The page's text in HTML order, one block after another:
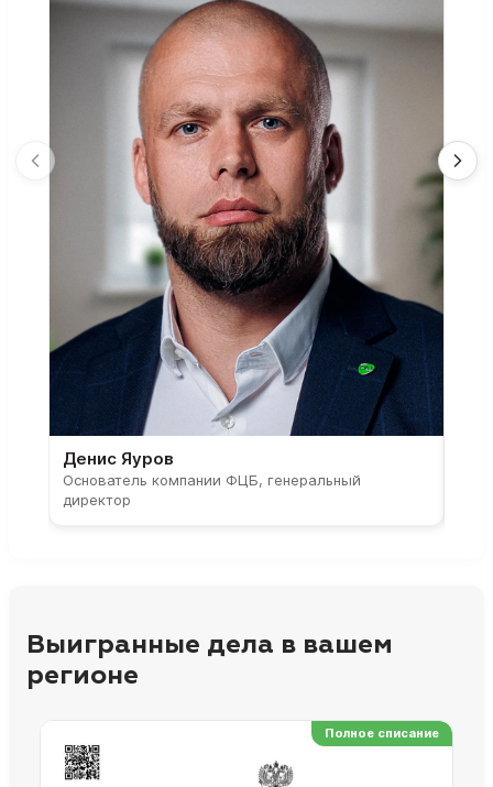
Денис Яуров
Основатель компании ФЦБ, генеральный
директор
Выигранные дела в вашем
регионе
Полное списание